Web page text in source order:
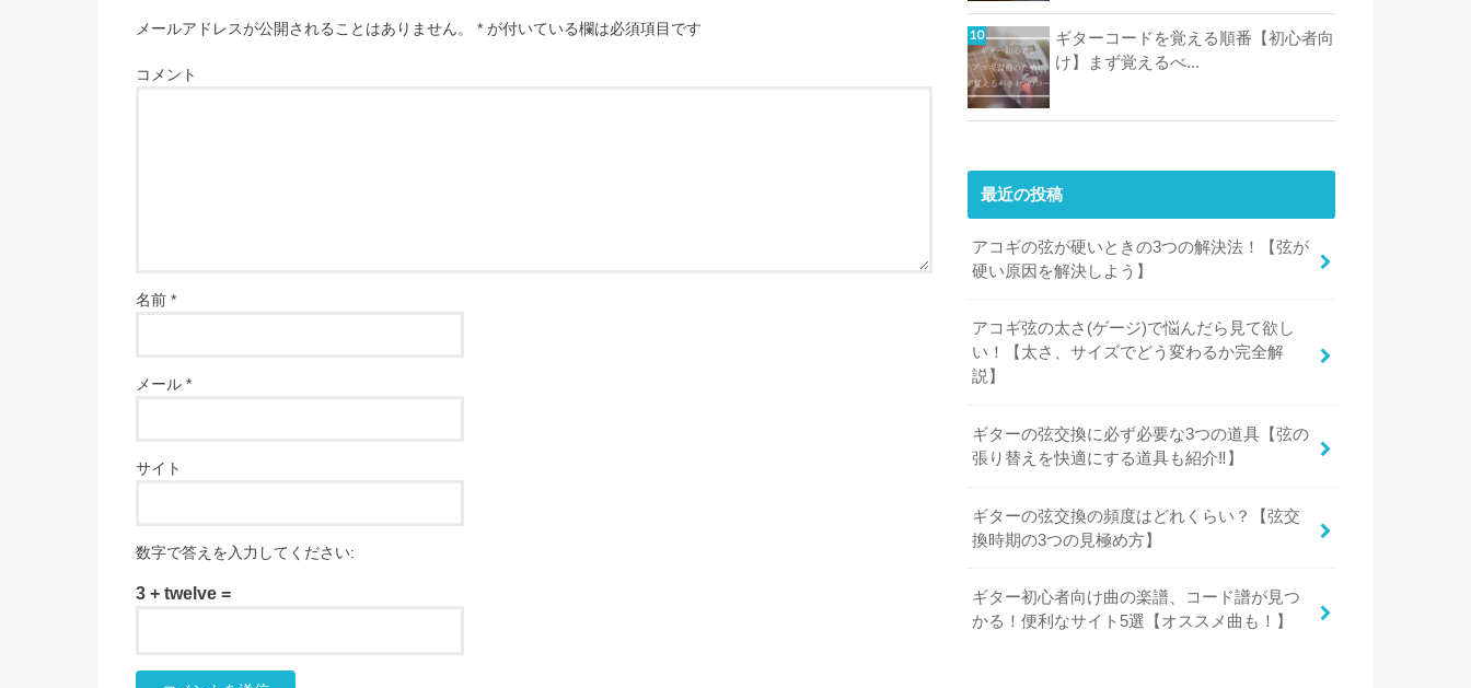
メールアドレスが公開されることはありません。 * が付いている欄は必須項目です
コメント
名前 *
メール *
サイト
数字で答えを入力してください:
3 + twelve =
ギターコードを覚える順番【初心者向
け】まず覚えるべ...
最近の投稿
アコギの弦が硬いときの3つの解決法！【弦が
硬い原因を解決しよう】
アコギ弦の太さ(ゲージ)で悩んだら見て欲し
い！【太さ、サイズでどう変わるか完全解
説】
ギターの弦交換に必ず必要な3つの道具【弦の
張り替えを快適にする道具も紹介‼︎】
ギターの弦交換の頻度はどれくらい？【弦交
換時期の3つの見極め方】
ギター初心者向け曲の楽譜、コード譜が見つ
かる！便利なサイト5選【オススメ曲も！】